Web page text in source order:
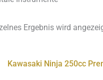
Ergebnis wird